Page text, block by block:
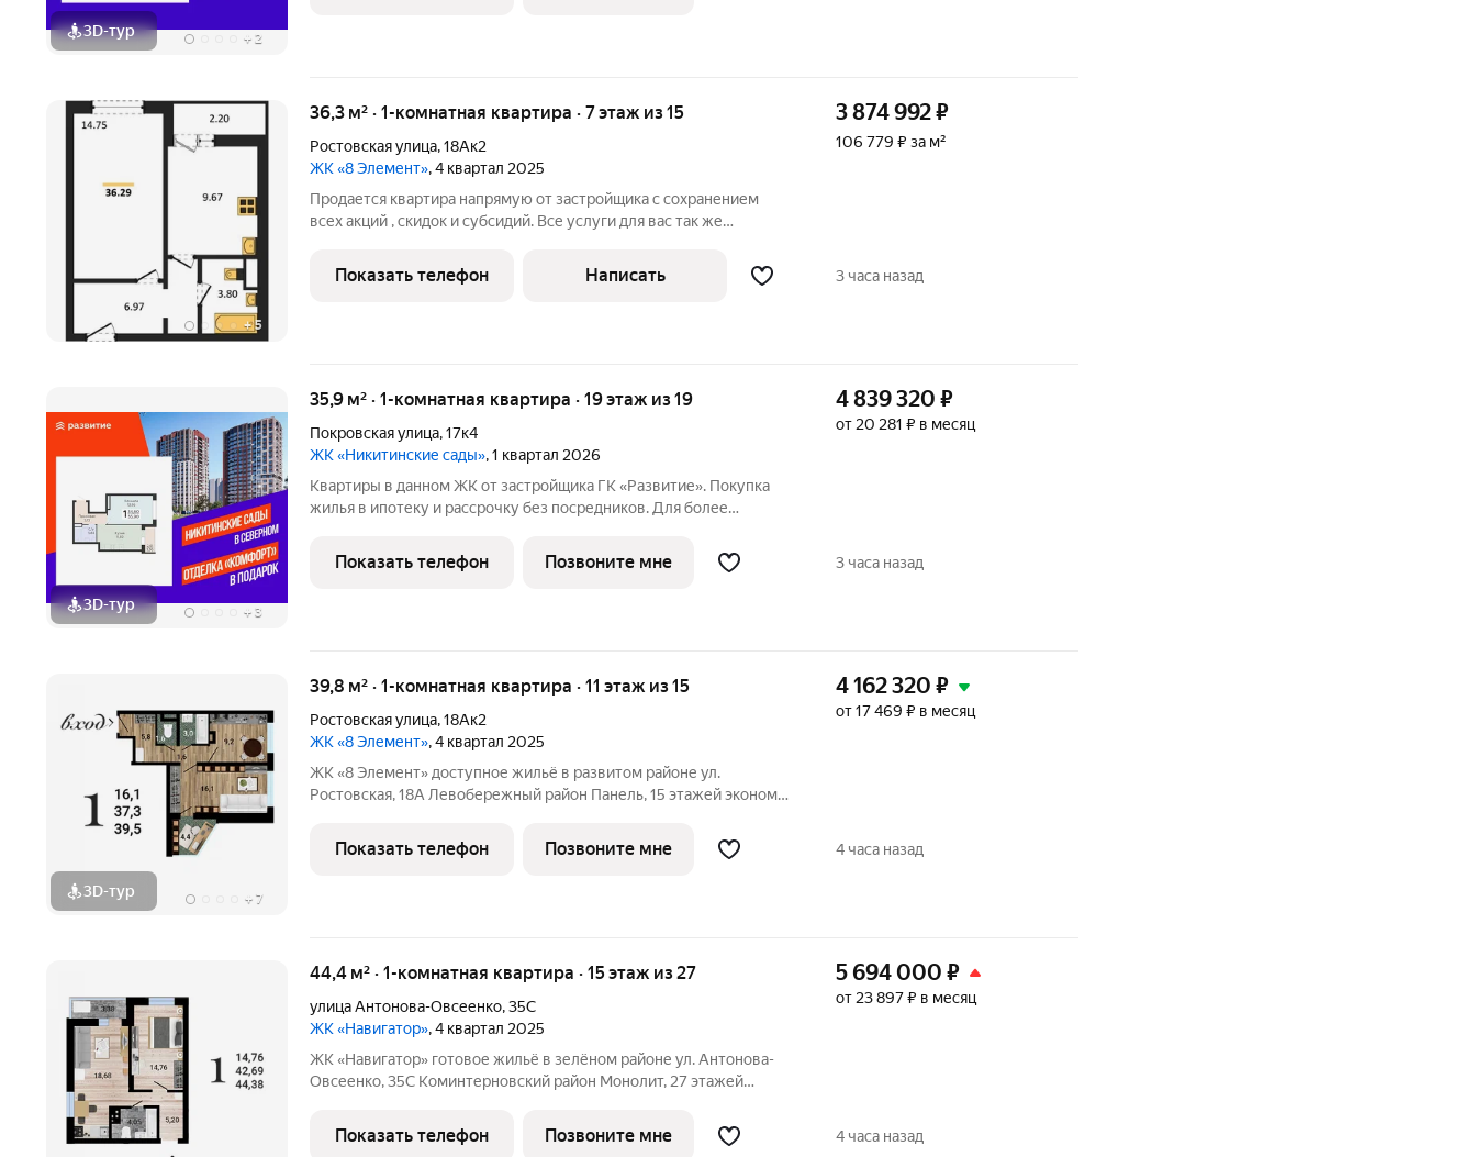
3D-тур + 2
+5
36,3 м² · 1-комнатная квартира · 7 этаж из 15
Ростовская улица,18Ак2
ЖК «8 Элемент», 4 квартал 2025
Продается квартира напрямую от застройщика с сохранением
всех акций , скидок и субсидий. Все услуги для вас так же
ТЕЛЕВИЗОР на кухню. Жилой комплекс возводится в
Левобережном районе г. Воронежа
3 874 992₽
106 779 ₽ за м²
Показать телефон Написать 3 часа назад
3D-тур + 3
35,9 м² · 1-комнатная квартира · 19 этаж из 19
Покровская улица,17к4
ЖК «Никитинские сады», 1 квартал 2026
Квартиры в данном ЖК от застройщика ГК «Развитие». Покупка
жилья в ипотеку и рассрочку без посредников. Для более
в отдел продаж застройщика.
4 839 320 ₽
от 20 281 ₽ в месяц
Показать телефон Позвоните мне 3 часа назад
3D-тур + 7
39,8 м² · 1-комнатная квартира · 11 этаж из 15
Ростовская улица,18Ак2
ЖК «8 Элемент», 4 квартал 2025
ЖК «8 Элемент» доступное жильё в развитом районе ул.
Ростовская, 18А Левобережный район Панель, 15 этажей эконом
доступностью и всей инфраструктурой рядом. Преимущества:
Удобные
4 162 320 ₽
от 17 469 ₽ в месяц
Показать телефон Позвоните мне 4 часа назад
44,4 м² · 1-комнатная квартира · 15 этаж из 27
улица Антонова-Овсеенко,35С
ЖК «Навигатор», 4 квартал 2025
ЖК «Навигатор» готовое жильё в зелёном районе ул. Антонова-
Овсеенко, 35С Коминтерновский район Монолит, 27 этажей
парком «Северный лес». Преимущества: Парк в 2 минутах
Близость к реке
5 694 000 ₽
от 23 897 ₽ в месяц
Показать телефон Позвоните мне 4 часа назад